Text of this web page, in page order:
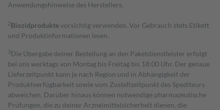
Anwendungshinweise des Herstellers.
2Biozidproduktevorsichtig verwenden. Vor Gebrauch stets Etikett
und Produktinformationen lesen.
3Die Übergabe deiner Bestellung an den Paketdienstleister erfolgt
bei uns werktags von Montag bis Freitag bis 18:00 Uhr. Der genaue
Lieferzeitpunkt kann je nach Region und in Abhängigkeit der
Produktverfügbarkeit sowie vom Zustellzeitpunkt des Spediteurs
abweichen. Darüber hinaus können notwendige pharmazeutische
Prüfungen, die zu deiner Arzneimittelsicherheit dienen, die